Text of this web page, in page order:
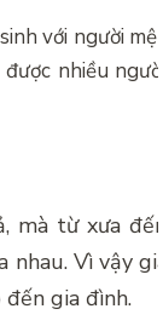
với người
nhiều
mà từ xưa
nhau. Vì vậy
gia đình.